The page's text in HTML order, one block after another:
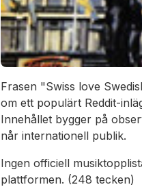
Frasen "Swiss love
om ett populärt Reddit-
Innehållet bygger på
når internationell publik.
Ingen officiell
plattformen. (248 tecken)